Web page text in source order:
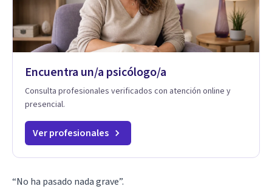
Encuentra un/a psicólogo/a
Consulta profesionales verificados con atención online y
presencial.
Ver profesionales
“No ha pasado nada grave”.